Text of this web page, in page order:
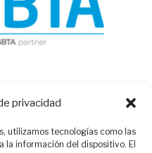
privacidad
utilizamos tecnologías como las
la información del dispositivo. El